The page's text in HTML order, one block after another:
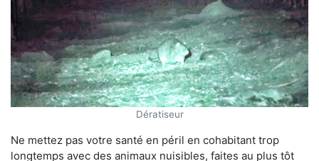
Dératiseur
Ne mettez pas votre santé en péril en cohabitant trop
longtemps avec des animaux nuisibles, faites au plus tôt